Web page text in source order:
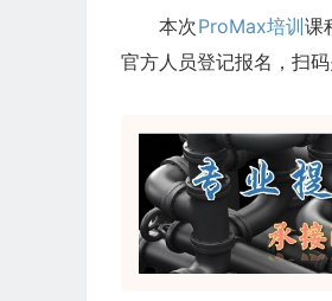
本次ProMax培训 课
官方人员登记报名，扫